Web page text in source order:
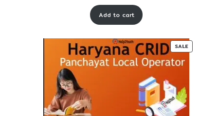
price
was:
00.
price
is:
00.
Add to cart
SALE